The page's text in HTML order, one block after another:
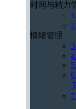
时间与精力
情绪管理